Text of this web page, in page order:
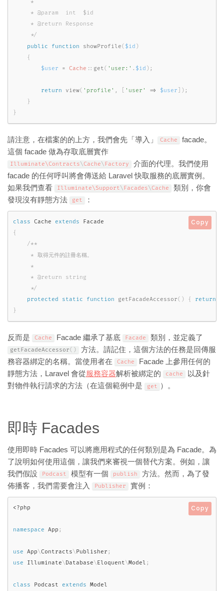
     *
     * @param  int  $id
     * @return Response
     */
public
function showProfile( $id )
{
$user
= Cache :: get ( 'user:' . $id ) ;
return view( 'profile' , 'user' => $user ) ;
}
}
請注意，在檔案的的上方，我們會先「導入」 Cache
facade。
這個 facade 做為存取底層實作
Illuminate\Contracts\Cache\ Factory
介面的代理。我們使用
facade 的任何呼叫將會傳送給 Laravel 快取服務的底層實例。
如果我們查看
Illuminate\Support\ Facades\Cache
類別，你會
發現沒有靜態方法
get ：
class Cache extends
Facade
{
/**
     * 取得元件的註冊名稱。
     *
     * @return string
     */
protected
static function getFacadeAccessor( ) { return
}
Copy
反而是 Cache Facade 繼承了基底 Facade 類別，並定義了
getFacadeAccessor( )
方法。請記住，這個方法的任務是回傳服
務容器綁定的名稱。當使用者在
Cache
Facade 上參用任何的
靜態方法，Laravel 會從服務容器解析被綁定的 cache
以及針
對物件執行請求的方法（在這個範例中是
get ）。
即時 Facades
使用即時 Facades 可以將應用程式的任何類別是為 Facade。為
了說明如何使用這個，讓我們來審視一個替代方案。例如，讓
我們假設
Podcast 模型有一個 publish
方法。然而，為了發
佈播客，我們需要會注入
Publisher 實例：
<?php
namespace App ;
use App\Contracts\Publisher ;
use
Illuminate\Database\ Eloquent\Model ;
class Podcast extends
Model
Copy